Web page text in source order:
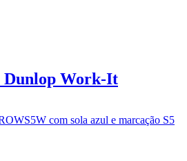
Dunlop Work‑It